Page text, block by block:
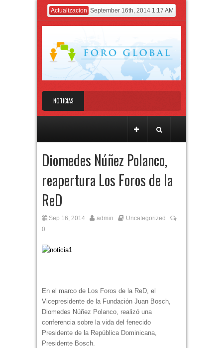
Actualizacion September 16th, 2014 1:17 AM
NOTICIAS
Dominicano
Diomedes Núñez Polanco, reapertura Los Foros
de la ReD
Diomedes Núñez Polanco,
reapertura Los Foros de la
ReD
Sep 16, 2014 admin
Uncategorized
0
En el marco de Los Foros de la ReD, el
Vicepresidente de la Fundación Juan Bosch,
Diomedes Núñez Polanco, realizó una
conferencia sobre la vida del fenecido
Presidente de la República Dominicana,
Presidente Bosch.